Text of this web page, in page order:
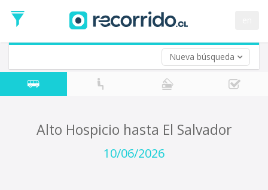
Nueva búsqueda
de
Ida
Vuelta (opcional)
Fecha
de
Alto Hospicio hasta El Salvador
10/06/2026